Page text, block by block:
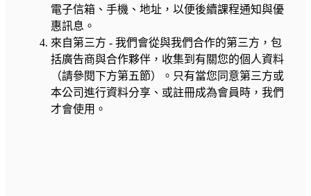
電子信箱、手機、地址，以便後續課程通知與優
惠訊息。
來自第三方 - 我們會從與我們合作的第三方，包
括廣告商與合作夥伴，收集到有關您的個人資料
（請參閱下方第五節）。只有當您同意第三方或
本公司進行資料分享、或註冊成為會員時，我們
才會使用。